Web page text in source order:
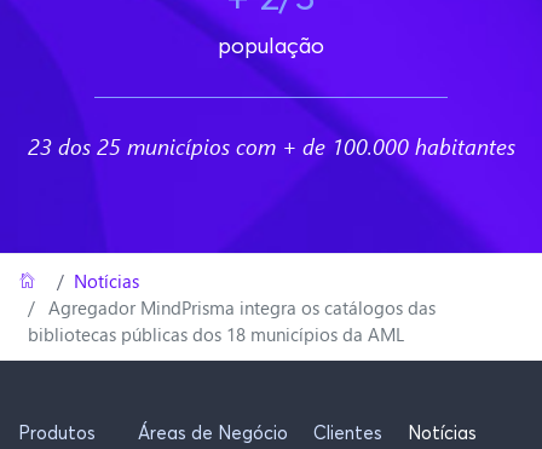
população
23 dos 25 municípios com + de 100.000 habitantes
Home
/ Notícias
Agregador MindPrisma integra os catálogos das
bibliotecas públicas dos 18 municípios da AML
Produtos Áreas de Negócio Clientes Notícias